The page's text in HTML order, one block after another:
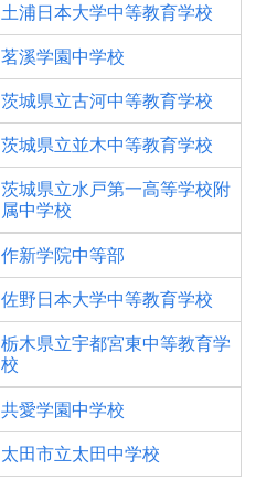
土浦日本大学中等教育学校
茗溪学園中学校
茨城県立古河中等教育学校
茨城県立並木中等教育学校
茨城県立水戸第一高等学校附
属中学校
作新学院中等部
佐野日本大学中等教育学校
栃木県立宇都宮東中等教育学
校
共愛学園中学校
太田市立太田中学校